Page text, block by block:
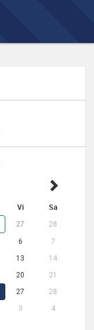
Vi Sa
27 28
6
7
13
14
20
21
27
28
3 4